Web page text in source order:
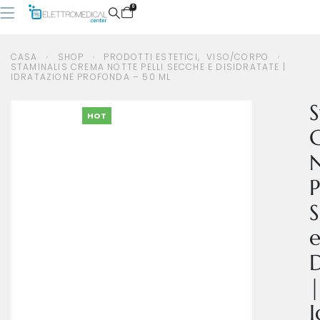
0
CASA SHOP PRODOTTI ESTETICI VISO/CORPO
CASA SHOP PRODOTTI ESTETICI,
VISO/CORPO
STAMINALIS CREMA NOTTE PELLI SECCHE E DISIDRATATE |
IDRATAZIONE PROFONDA – 50 ML
HOT
e
|